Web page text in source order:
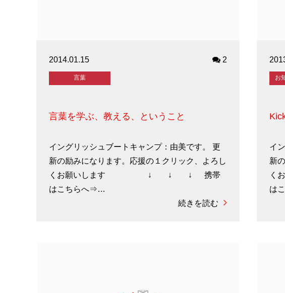
2014.01.15 2
言葉
言葉を学ぶ、教える、ということ
イングリッシュブートキャンプ：由美です。 更
新の励みになります。応援の１クリック、よろし
くお願いします ↓ ↓ ↓ 携帯
はこちらへ⇒…
続きを読む
イ
新
は